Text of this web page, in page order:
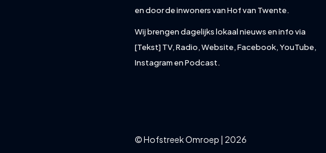
en door de inwoners van Hof van Twente.
Wij brengen dagelijks lokaal nieuws en info via
[Tekst] TV, Radio, Website, Facebook, YouTube,
Instagram en Podcast.
© Hofstreek Omroep | 2026